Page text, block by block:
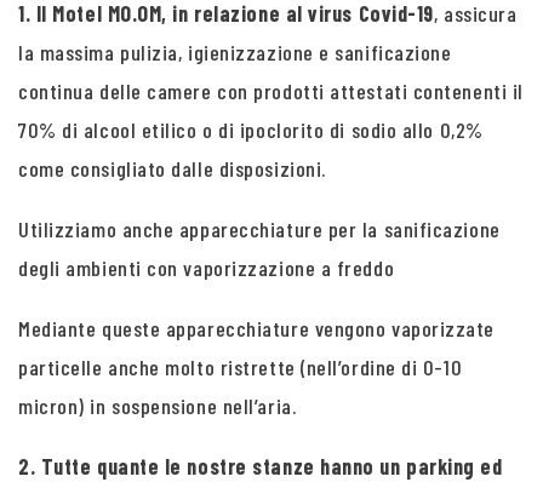
1. Il Motel MO.OM, in relazione al virus Covid-19, assicura
la massima pulizia, igienizzazione e sanificazione
continua delle camere con prodotti attestati contenenti il
70% di alcool etilico o di ipoclorito di sodio allo 0,2%
come consigliato dalle disposizioni.
Utilizziamo anche apparecchiature per la sanificazione
degli ambienti con vaporizzazione a freddo
Mediante queste apparecchiature vengono vaporizzate
particelle anche molto ristrette (nell’ordine di 0-10
micron) in sospensione nell’aria.
2. Tutte quante le nostre stanze hanno un parking ed